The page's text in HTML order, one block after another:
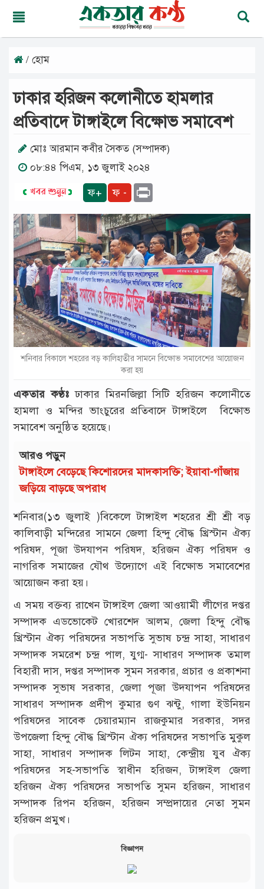
রবিবার,
২০২৬
শ্রাবণ
বঙ্গাব্দ
মূলপাতা
জাতীয়
দেশের
খবর
আমাদের
টাঙ্গাইল
আন্তর্জাতিক
রাজনীতি
অপরাধ
বিনোদন
খেলাধুলা
লাইফ
স্টাইল
/ হোম
ঢাকার হরিজন কলোনীতে হামলার
প্রতিবাদে টাঙ্গাইলে বিক্ষোভ সমাবেশ
মোঃ আরমান কবীর সৈকত (সম্পাদক)
০৮:৪৪ পিএম, ১৩ জুলাই ২০২৪
ফ+ ফ -
শনিবার বিকালে শহরের বড় কালিহাতীর সামনে বিক্ষোভ সমাবেশের আয়োজন
করা হয়
একতার কণ্ঠঃঢাকার মিরনজিল্লা সিটি হরিজন কলোনীতে
হামলা ও মন্দির ভাংচুরের প্রতিবাদে টাঙ্গাইলে বিক্ষোভ
সমাবেশ অনুষ্ঠিত হয়েছে।
আরও পড়ুন
টাঙ্গাইলে বেড়েছে কিশোরদের মাদকাসক্তি; ইয়াবা-গাঁজায়
জড়িয়ে বাড়ছে অপরাধ
শনিবার(১৩ জুলাই )বিকেলে টাঙ্গাইল শহরের শ্রী শ্রী বড়
কালিবাড়ী মন্দিরের সামনে জেলা হিন্দু বৌদ্ধ খ্রিস্টান ঐক্য
পরিষদ, পূজা উদযাপন পরিষদ, হরিজন ঐক্য পরিষদ ও
নাগরিক সমাজের যৌথ উদ্যোগে এই বিক্ষোভ সমাবেশের
আয়োজন করা হয়।
এ সময় বক্তব্য রাখেন টাঙ্গাইল জেলা আওয়ামী লীগের দপ্তর
সম্পাদক এডভোকেট খোরশেদ আলম, জেলা হিন্দু বৌদ্ধ
খ্রিস্টান ঐক্য পরিষদের সভাপতি সুভাষ চন্দ্র সাহা, সাধারণ
সম্পাদক সমরেশ চন্দ্র পাল, যুগ্ম- সাধারণ সম্পাদক তমাল
বিহারী দাস, দপ্তর সম্পাদক সুমন সরকার, প্রচার ও প্রকাশনা
সম্পাদক সুভাষ সরকার, জেলা পূজা উদযাপন পরিষদের
সাধারণ সম্পাদক প্রদীপ কুমার গুণ ঝন্টু, গালা ইউনিয়ন
পরিষদের সাবেক চেয়ারম্যান রাজকুমার সরকার, সদর
উপজেলা হিন্দু বৌদ্ধ খ্রিস্টান ঐক্য পরিষদের সভাপতি মুকুল
সাহা, সাধারণ সম্পাদক লিটন সাহা, কেন্দ্রীয় যুব ঐক্য
পরিষদের সহ-সভাপতি স্বাধীন হরিজন, টাঙ্গাইল জেলা
হরিজন ঐক্য পরিষদের সভাপতি সুমন হরিজন, সাধারণ
সম্পাদক রিপন হরিজন, হরিজন সম্প্রদায়ের নেতা সুমন
হরিজন প্রমুখ।
বিজ্ঞাপন